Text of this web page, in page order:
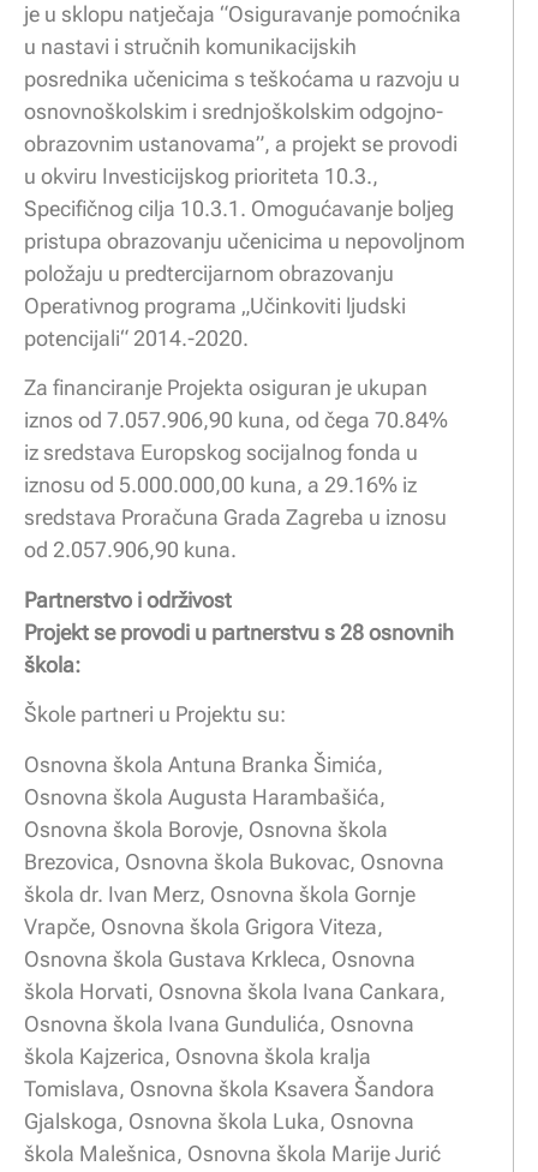
je u sklopu natječaja “Osiguravanje pomoćnika
u nastavi i stručnih komunikacijskih
posrednika učenicima s teškoćama u razvoju u
osnovnoškolskim i srednjoškolskim odgojno-
obrazovnim ustanovama”, a projekt se provodi
u okviru Investicijskog prioriteta 10.3.,
Specifičnog cilja 10.3.1. Omogućavanje boljeg
pristupa obrazovanju učenicima u nepovoljnom
položaju u predtercijarnom obrazovanju
Operativnog programa „Učinkoviti ljudski
potencijali“ 2014.-2020.
Za financiranje Projekta osiguran je ukupan
iznos od 7.057.906,90 kuna, od čega 70.84%
iz sredstava Europskog socijalnog fonda u
iznosu od 5.000.000,00 kuna, a 29.16% iz
sredstava Proračuna Grada Zagreba u iznosu
od 2.057.906,90 kuna.
Partnerstvo i održivost
Projekt se provodi u partnerstvu s 28 osnovnih
škola:
Škole partneri u Projektu su:
Osnovna škola Antuna Branka Šimića,
Osnovna škola Augusta Harambašića,
Osnovna škola Borovje, Osnovna škola
Brezovica, Osnovna škola Bukovac, Osnovna
škola dr. Ivan Merz, Osnovna škola Gornje
Vrapče, Osnovna škola Grigora Viteza,
Osnovna škola Gustava Krkleca, Osnovna
škola Horvati, Osnovna škola Ivana Cankara,
Osnovna škola Ivana Gundulića, Osnovna
škola Kajzerica, Osnovna škola kralja
Tomislava, Osnovna škola Ksavera Šandora
Gjalskoga, Osnovna škola Luka, Osnovna
škola Malešnica, Osnovna škola Marije Jurić